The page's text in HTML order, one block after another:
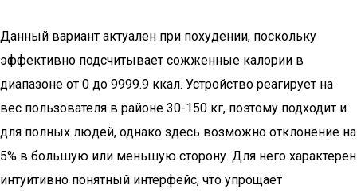
Данный вариант актуален при похудении, поскольку
эффективно подсчитывает сожженные калории в
диапазоне от 0 до 9999.9 ккал. Устройство реагирует на
вес пользователя в районе 30-150 кг, поэтому подходит и
для полных людей, однако здесь возможно отклонение на
5% в большую или меньшую сторону. Для него характерен
интуитивно понятный интерфейс, что упрощает